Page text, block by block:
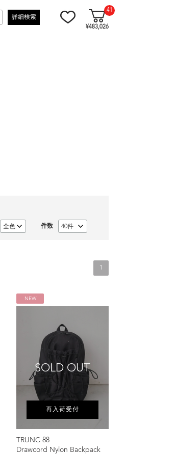
詳細検索
41
¥483,026
件数
1
NEW
SOLD OUT
再入荷受付
TRUNC 88
Drawcord Nylon Backpack